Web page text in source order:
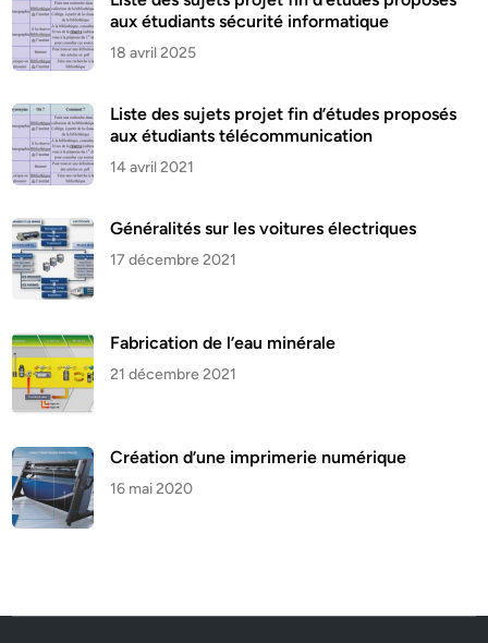
aux étudiants sécurité informatique
18 avril 2025
Liste des sujets projet fin d’études proposés
aux étudiants télécommunication
14 avril 2021
Généralités sur les voitures électriques
17 décembre 2021
Fabrication de l’eau minérale
21 décembre 2021
Création d’une imprimerie numérique
16 mai 2020